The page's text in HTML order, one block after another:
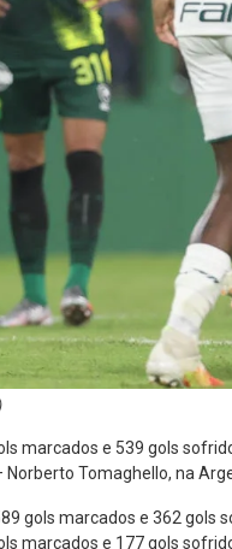
marcados e 539 gols
Tomaghello, na
gols marcados e 362 gols
marcados e 177 gols